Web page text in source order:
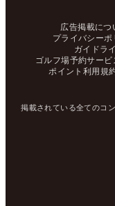
広告掲載につ
プライバシーポ
ガイドラ
ゴルフ場予約サービ
ポイント利用規
掲載されている全てのコ